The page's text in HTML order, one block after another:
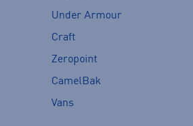
Under Armour
Craft
Zeropoint
CamelBak
Vans